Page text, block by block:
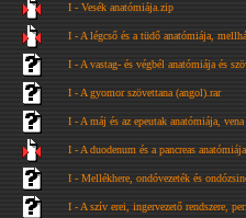
I - Vesék anatómiája.zip
I - A légcső és a tüdő anatómiája,
I - A vastag- és végbél anatómiája és
I - A gyomor szövettana (angol).rar
I - A máj és az epeutak anatómiája, vena
I - A duodenum és a pancreas
I - Mellékhere, ondóvezeték és
I - A szív erei, ingervezető rendszere,